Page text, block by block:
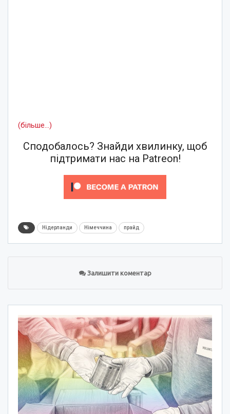
(більше…)
Сподобалось? Знайди хвилинку, щоб
підтримати нас на Patreon!
Нідерланди Німеччина прайд
Залишити коментар